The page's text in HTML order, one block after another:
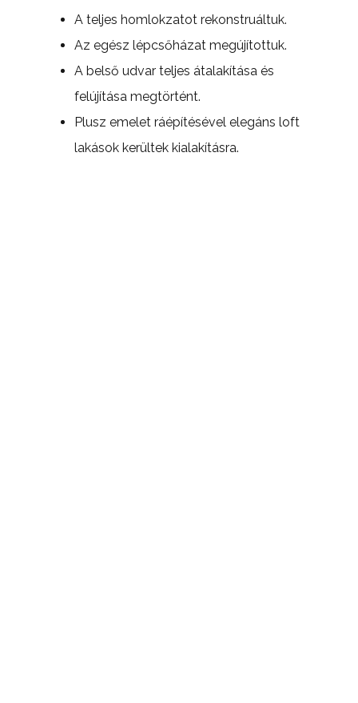
A teljes homlokzatot rekonstruáltuk.
Az egész lépcsőházat megújítottuk.
A belső udvar teljes átalakítása és
felújítása megtörtént.
Plusz emelet ráépítésével elegáns loft
lakások kerültek kialakításra.